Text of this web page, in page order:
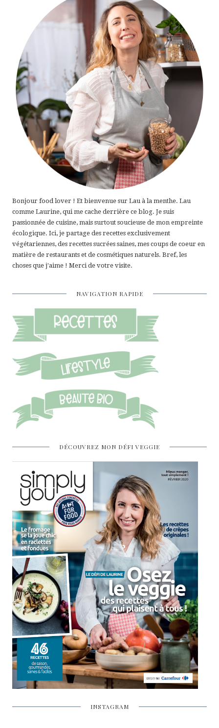
Bonjour food lover ! Et bienvenue sur Lau à la menthe. Lau
comme Laurine, qui me cache derrière ce blog. Je suis
passionnée de cuisine, mais surtout soucieuse de mon empreinte
écologique. Ici, je partage des recettes exclusivement
végétariennes, des recettes sucrées saines, mes coups de coeur en
matière de restaurants et de cosmétiques naturels. Bref, les
choses que j'aime ! Merci de votre visite.
NAVIGATION RAPIDE
DÉCOUVREZ MON DÉFI VEGGIE
INSTAGRAM